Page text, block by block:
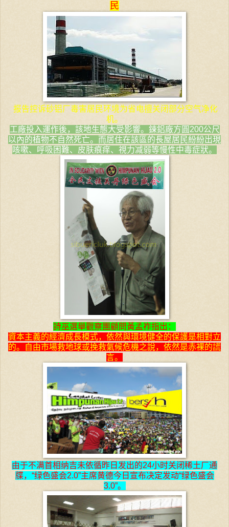
民
报告控诉砂铝厂毒害居民环境为省电擅关闭部分空气净化
机。
工廠投入運作後，該地生態大受影響。鍊鋁廠方圓200公尺
以內的植物不自然死亡。而居住在該區的長屋居民紛紛出現
咳嗽、呼吸困難、皮肤痕痒、視力减弱等慢性中毒症狀。
詩巫選舉觀察團顧問黃孟祚指出：
資本主義的經濟成長模式，依然與環境健全的保護是相對立
的。自由市場救地球或挽救氣候危機之說，依然是赤裸的謊
言。
由于不满首相纳吉未依循昨日发出的24小时关闭稀土厂通
牒，“绿色盛会2.0”主席黄德今日宣布决定发动“绿色盛会
3.0”。